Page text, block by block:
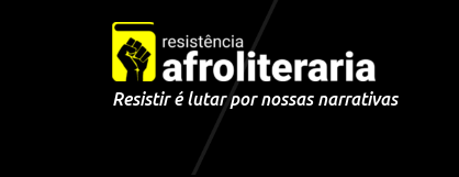
Pular para o conteúdo
Resistir é lutar por nossas narrativas